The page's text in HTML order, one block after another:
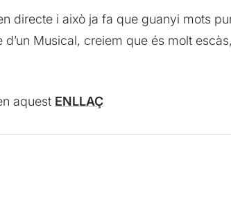
directe i això ja fa que guanyi mots
d’un Musical, creiem que és molt
aquest ENLLAÇ